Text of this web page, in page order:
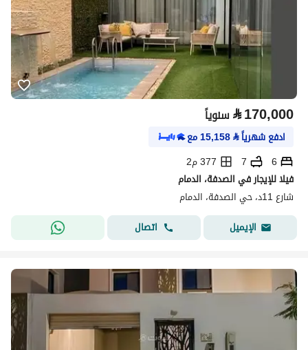
⃁170,000 سنوياً
ادفع شهرياً⃁
15,158مع
6
7
377 م2
فيلا للإيجار في الصدفة، الدمام
شارع 11د، حي الصدفة، الدمام
الإيميل
اتصال